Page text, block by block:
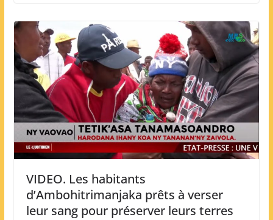
VIDEO. Les habitants
d’Ambohitrimanjaka prêts à verser
leur sang pour préserver leurs terres